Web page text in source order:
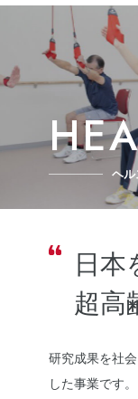
ヘル
日本
超高
研究成果を社
した事業です